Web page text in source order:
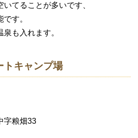
てることが多いです、
す。
も入れます。
トキャンプ場
字粮畑33